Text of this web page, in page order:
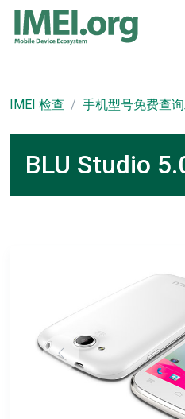
IMEI 检查 手机型号免费查
BLU Studio